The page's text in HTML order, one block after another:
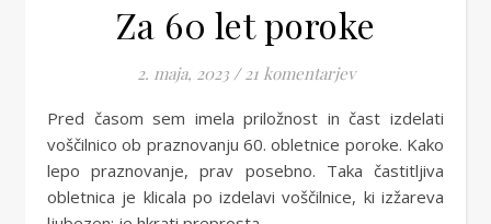
Za 60 let poroke
2. maja, 2023 / 21 komentarjev
Pred časom sem imela priložnost in čast izdelati
voščilnico ob praznovanju 60. obletnice poroke. Kako
lepo praznovanje, prav posebno. Taka častitljiva
obletnica je klicala po izdelavi voščilnice, ki izžareva